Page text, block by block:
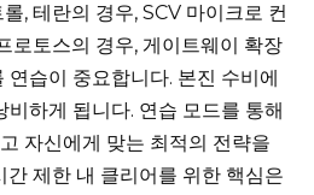
, 테란의 경우, SCV 마이크로 컨
로토스의 경우, 게이트웨이 확장
습이 중요합니다. 본진 수비에
하게 됩니다. 연습 모드를 통해
자신에게 맞는 최적의 전략을
간 제한 내 클리어를 위한 핵심은